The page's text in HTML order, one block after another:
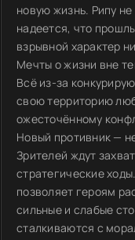
новую жизнь. Рипу
надеется, что
взрывной характер
Мечты о жизни вне
Всё из-за
свою территорию
ожесточённому
Новый противник —
Зрителей ждут
стратегические
позволяет героям
сильные и слабые
сталкиваются с